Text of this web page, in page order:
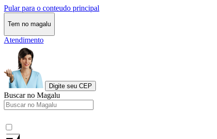
Pular para o conteudo principal
Tem no magalu
Atendimento
Digite seu CEP
Buscar no Magalu